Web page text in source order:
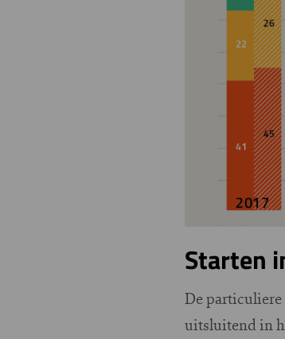
Starten
De particuliere
uitsluitend in